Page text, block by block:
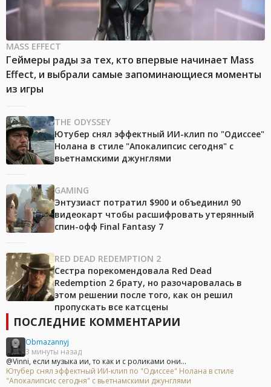
MASS EFFECT
Геймеры рады за тех, кто впервые начинает Mass
Effect, и выбрали самые запоминающиеся моменты
из игры
THE ODYSSEY
Ютубер снял эффектный ИИ-клип по "Одиссее"
Нолана в стиле "Апокалипсис сегодня" с
вьетнамскими джунглями
GAMING
Энтузиаст потратил $900 и объединил 90
видеокарт чтобы расшифровать утерянный
спин-офф Final Fantasy 7
RED DEAD REDEMPTION 2
Сестра порекомендовала Red Dead
Redemption 2 брату, но разочаровалась в
этом решении после того, как он решил
пропускать все катсцены
ПОСЛЕДНИЕ КОММЕНТАРИИ
Obmazannyj
3 минуты назад
@Vinni, если музыка ии, то как и с роликами они...
Ютубер снял эффектный ИИ-клип по "Одиссее" Нолана в стиле
"Апокалипсис сегодня" с вьетнамскими джунглями